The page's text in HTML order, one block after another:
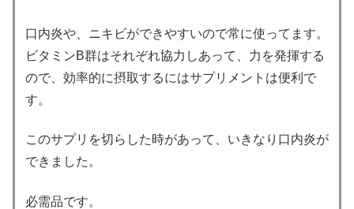
口内炎や、ニキビができやすいので常に使ってます。
ビタミンB群はそれぞれ協力しあって、力を発揮する
ので、効率的に摂取するにはサプリメントは便利で
す。
このサプリを切らした時があって、いきなり口内炎が
できました。
必需品です。